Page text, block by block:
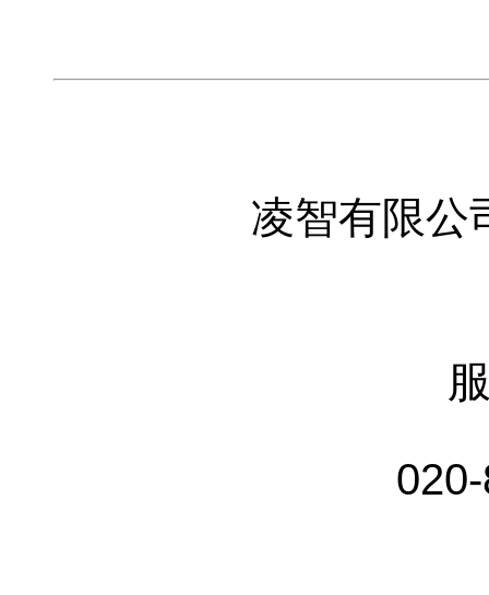
凌智有限公